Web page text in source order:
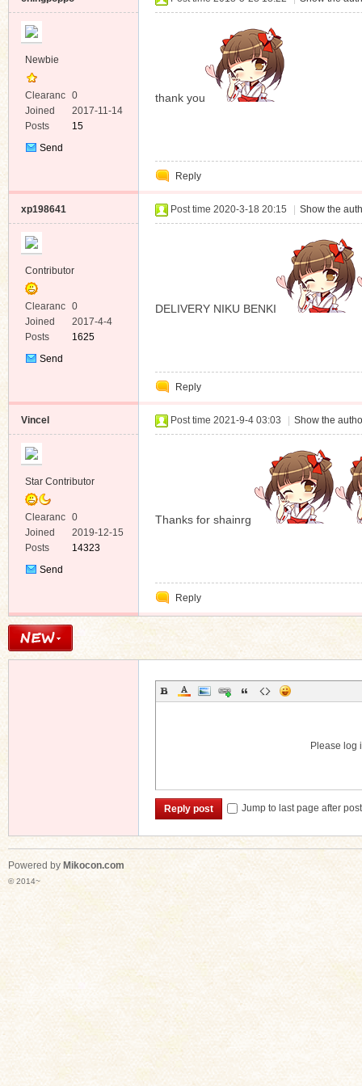
Newbie
Clearanc
e
0
Joined
2017-11-14
Posts
15
Send
thank you
Reply
xp198641
Contributor
Clearanc
e
0
Joined
2017-4-4
Posts
1625
Send
Post time 2020-3-18 20:15 Show the
DELIVERY NIKU BENKI
Reply
Vincel
Star Contributor
Clearanc
e
0
Joined
2019-12-15
Posts
14323
Send
Post time 2021-9-4 03:03 Show the
Thanks for shainrg
Reply
Please log
Reply post Jump to last page after
Powered by Mikocon.com
© 2014~